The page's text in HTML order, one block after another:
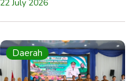
22 July 2026
Daerah